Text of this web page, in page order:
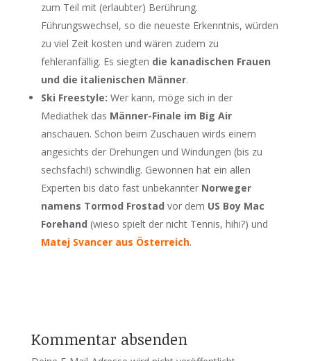
zum Teil mit (erlaubter) Berührung.
Führungswechsel, so die neueste Erkenntnis, würden
zu viel Zeit kosten und wären zudem zu
fehleranfällig. Es siegten die kanadischen Frauen
und die italienischen Männer.
Ski Freestyle: Wer kann, möge sich in der
Mediathek das Männer-Finale im Big Air
anschauen. Schon beim Zuschauen wirds einem
angesichts der Drehungen und Windungen (bis zu
sechsfach!) schwindlig. Gewonnen hat ein allen
Experten bis dato fast unbekannter Norweger
namens Tormod Frostad vor dem US Boy Mac
Forehand (wieso spielt der nicht Tennis, hihi?) und
Matej Svancer aus Österreich.
Kommentar absenden